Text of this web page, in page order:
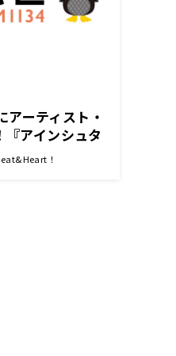
ーティスト・
アインシュタ
』
！